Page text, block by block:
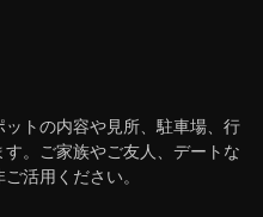
トの内容や見所、駐車場、行
。ご家族やご友人、デートな
活用ください。